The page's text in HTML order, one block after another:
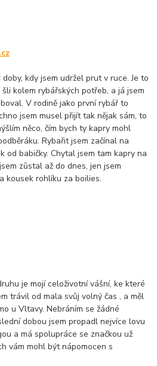
kdy jsem udržel prut v ruce. Je to
kolem rybářských potřeb, a já jsem
V rodině jako první rybář to
jsem musel přijít tak nějak sám, to
něco, čím bych ty kapry mohl
Rybařit jsem začínal na
od babičky. Chytal jsem tam kapry na
zůstal až do dnes, jen jsem
kousek rohlíku za boilies.
je mojí celoživotní vášní, ke které
trávil od mala svůj volný čas , a měl
u Vltavy. Nebráním se žádné
dobou jsem propadl nejvíce lovu
a má spolupráce se značkou už
vám mohl být nápomocen s